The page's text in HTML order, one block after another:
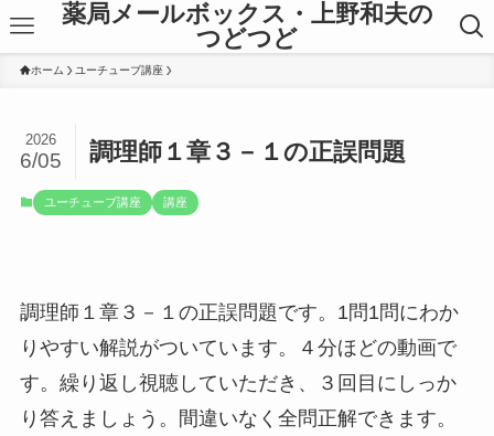
薬局メールボックス・上野和夫の
つどつど
ホーム ユーチューブ講座
調理師１章３－１の正誤問題
2026
6/05
ユーチューブ講座 講座
調理師１章３－１の正誤問題です。1問1問にわか
りやすい解説がついています。４分ほどの動画で
す。繰り返し視聴していただき、３回目にしっか
り答えましょう。間違いなく全問正解できます。